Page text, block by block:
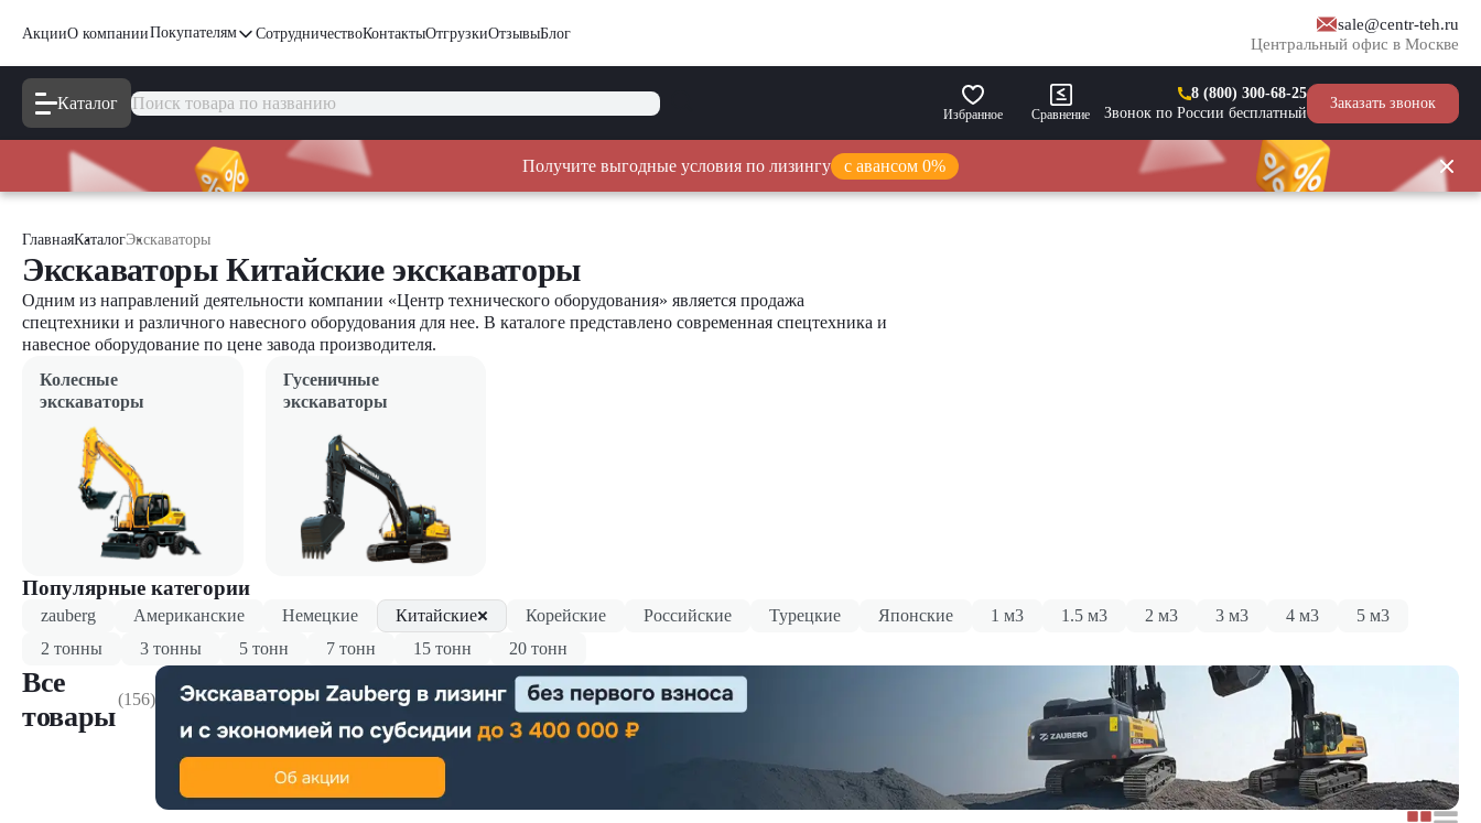
АкцииО компанииПокупателям СотрудничествоКонтактыОтгрузкиОтзывыБлог
sale@centr-teh.ru
Центральный офис в Москве
Каталог
Избранное Сравнение
8 (800) 300-68-25
Звонок по России бесплатный
Заказать звонок
Получите выгодные условия по лизингу с авансом 0%
ГлавнаяКаталогЭкскаваторы
Экскаваторы Китайские экскаваторы
Одним из направлений деятельности компании «Центр технического оборудования» является продажа
спецтехники и различного навесного оборудования для нее. В каталоге представлено современная спецтехника и
навесное оборудование по цене завода производителя.
Колесные
экскаваторы
Гусеничные
экскаваторы
Популярные категории
zauberg Американские Немецкие Китайские Корейские Российские Турецкие Японские 1 м3 1.5 м3 2 м3 3 м3 4 м3
5 м3
2 тонны
3 тонны 5 тонн 7 тонн 15 тонн 20 тонн
Все
товары
(156)